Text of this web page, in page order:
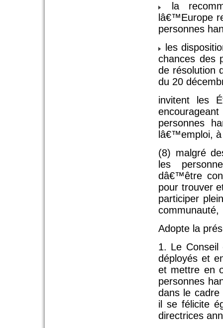
la
lâ€™Europe
personnes
les
chances des
de résolution
du 20
invitent les
personnes
lâ€™emploi,
(8) malgré
les
dâ€™être
pour trouver
participer
communauté,
Adopte la
1. Le Conseil
déployés et
et mettre en
personnes
dans le
il se félicite
directrices